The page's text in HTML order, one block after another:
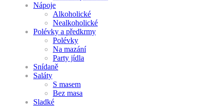
Nápoje
Alkoholické
Nealkoholické
Polévky a předkrmy
Polévky
Na mazání
Party jídla
Snídaně
Saláty
S masem
Bez masa
Sladké